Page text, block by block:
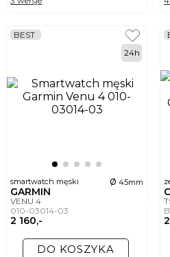
smartwatch męski ø 45mm
GARMIN
VENU 4
010-03014-03
2 160,-
BEST
24h
DO KOSZYKA